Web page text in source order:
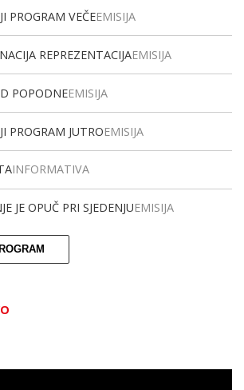
PROGRAM VEČEEMISIJA
REPREZENTACIJAEMISIJA
POPODNEEMISIJA
PROGRAM JUTROEMISIJA
INFORMATIVA
JE OPUČ PRI SJEDENJUEMISIJA